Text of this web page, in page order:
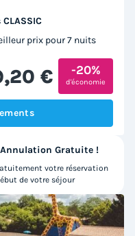
prix pour 7 nuits
€ -20%
d'économie
Gratuite !
votre réservation
de votre séjour